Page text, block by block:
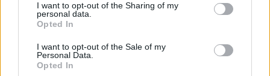
I want to opt-out of the Sharing of my
personal data.
Opted In
I want to opt-out of the Sale of my
Personal Data.
Opted In
Η τεχνητή νοημοσύνη του Google Maps
αναλαμβάνει παραγγελίες φαγητού
ΤΕΧΝΟΛΟΓΊΑ